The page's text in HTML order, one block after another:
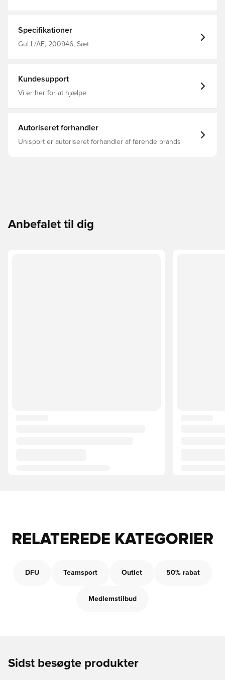
Specifikationer
Gul L/AE, 200946, Sæt
Kundesupport
Vi er her for at hjælpe
Autoriseret forhandler
Unisport er autoriseret forhandler af førende brands
Anbefalet til dig
RELATEREDE KATEGORIER
DFU Teamsport Outlet 50% rabat
Medlemstilbud
Sidst besøgte produkter